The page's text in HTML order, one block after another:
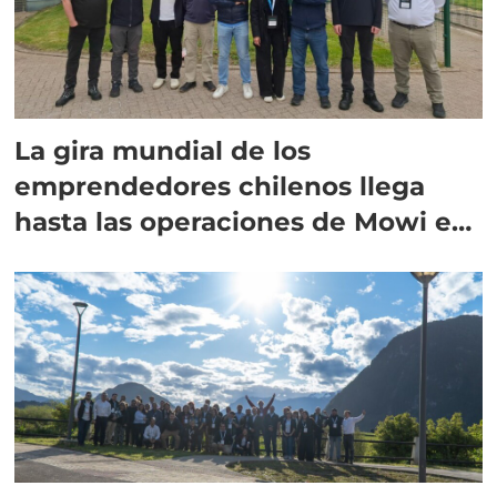
La gira mundial de los
emprendedores chilenos llega
hasta las operaciones de Mowi en